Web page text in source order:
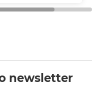
newsletter